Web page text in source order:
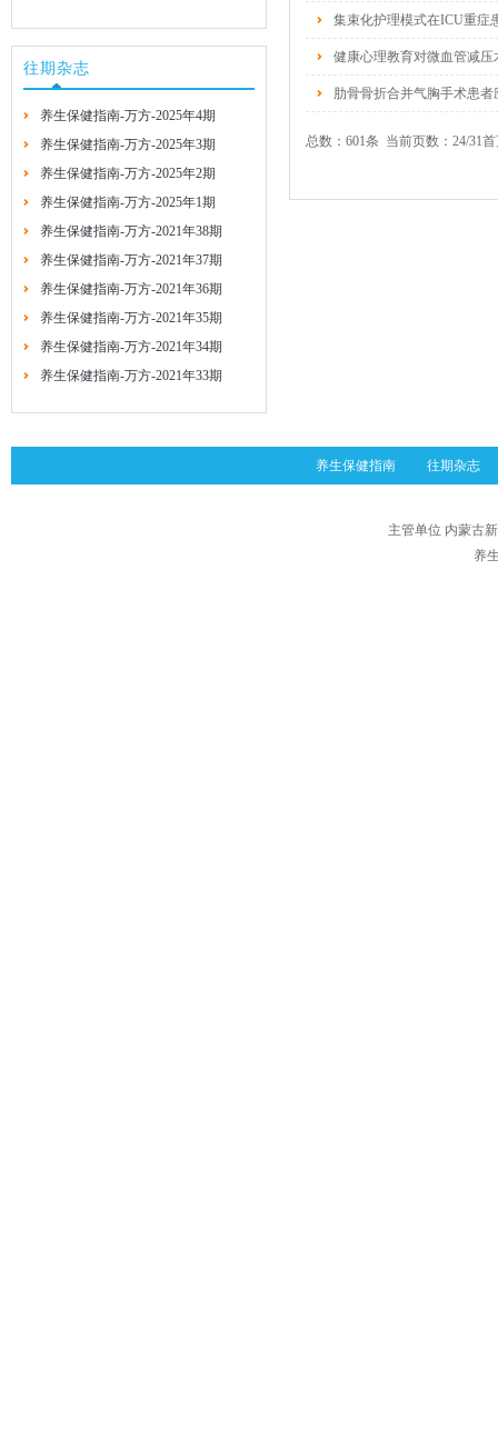
往期杂志
养生保健指南-万方-2025年4期
养生保健指南-万方-2025年3期
养生保健指南-万方-2025年2期
养生保健指南-万方-2025年1期
养生保健指南-万方-2021年38期
养生保健指南-万方-2021年37期
养生保健指南-万方-2021年36期
养生保健指南-万方-2021年35期
养生保健指南-万方-2021年34期
养生保健指南-万方-2021年33期
集束化护理模式在ICU重症
健康心理教育对微血管减
肋骨骨折合并气胸手术患
总数：601条 当前页数： 24/31
养生保健指南 往期杂志
主管单位 内蒙古
养